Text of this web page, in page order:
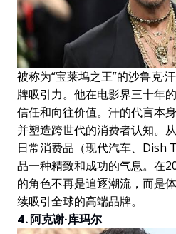
被称为“宝莱坞之王”的沙鲁克·
牌吸引力。他在电影界三十年
信任和向往价值。汗的代言本
并塑造跨世代的消费者认知。
日常消费品（现代汽车、Dish
品一种精致和成功的气息。在
的角色不再是追逐潮流，而是
续吸引全球的高端品牌。
4. 阿克谢·库玛尔